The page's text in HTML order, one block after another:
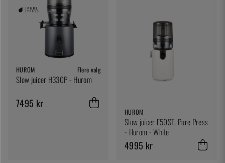
HUROM Flere valg
Slow juicer H330P - Hurom
7495 kr
HUROM
Slow juicer E50ST, Pure Press
- Hurom - White
4995 kr